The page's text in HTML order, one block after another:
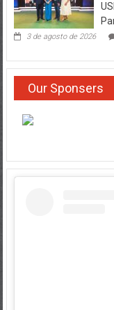
3 de agosto de 2026
Our Sponsers